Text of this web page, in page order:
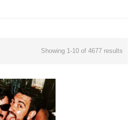
Showing 1-10 of 4677 results